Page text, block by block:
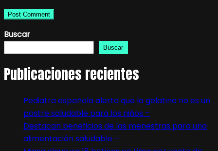
Buscar
Buscar
Publicaciones recientes
Pediatra española alerta que la gelatina no es un
postre saludable para los niños –
Destacan beneficios de las menestras para una
alimentación saludable –